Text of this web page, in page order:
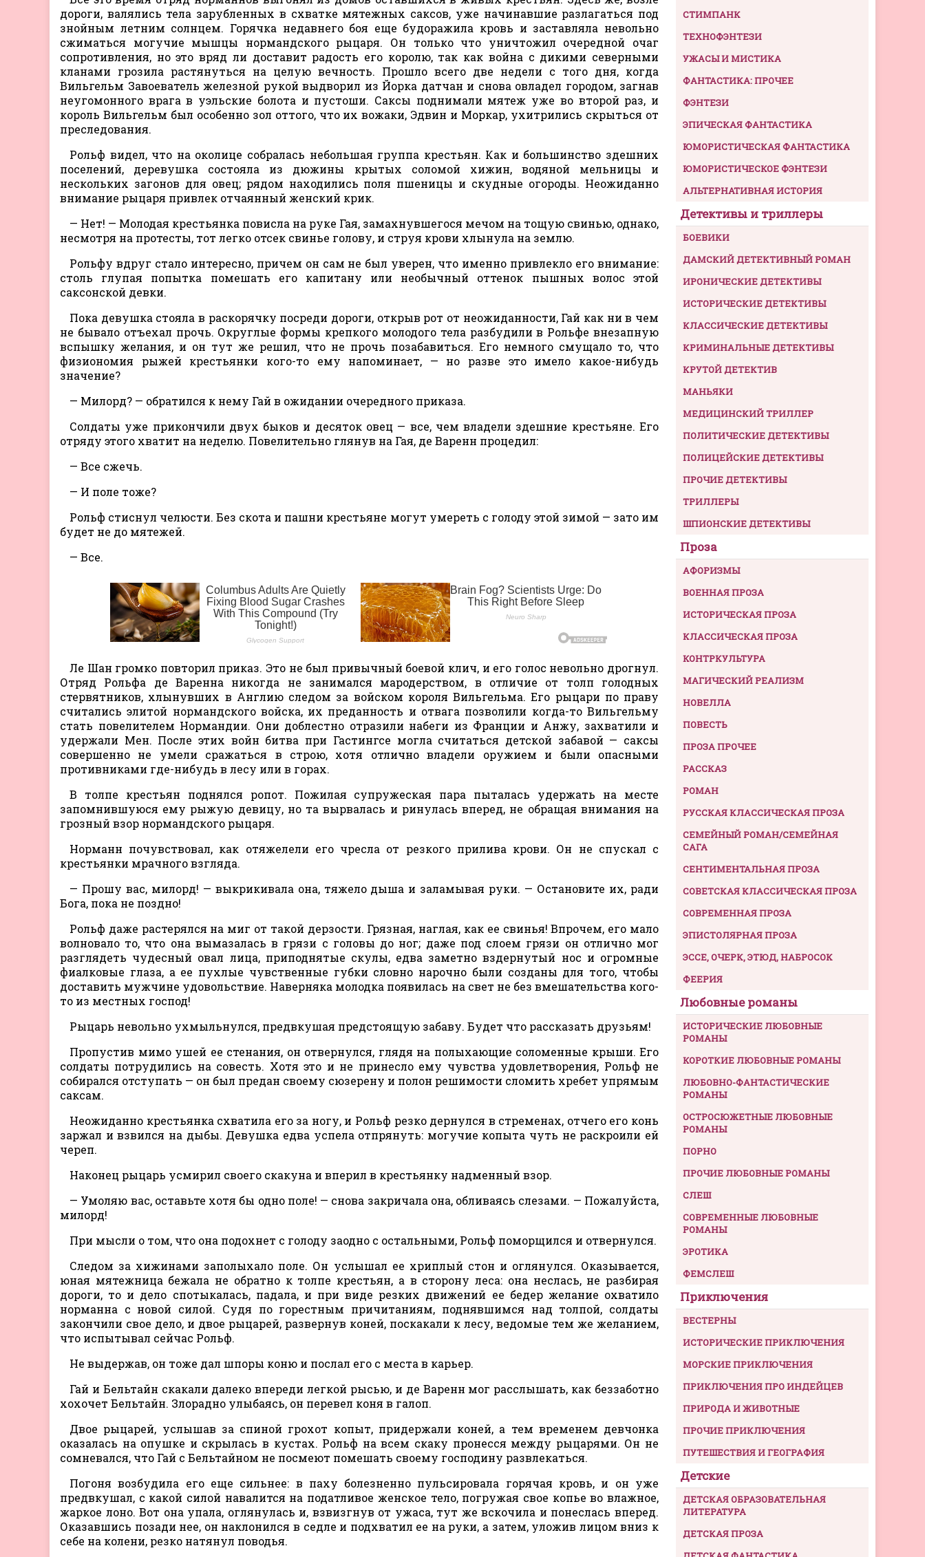
дороги, валялись тела зарубленных в схватке мятежных саксов, уже начинавшие разлагаться под
знойным летним солнцем. Горячка недавнего боя еще будоражила кровь и заставляла невольно
сжиматься могучие мышцы нормандского рыцаря. Он только что уничтожил очередной очаг
сопротивления, но это вряд ли доставит радость его королю, так как война с дикими северными
кланами грозила растянуться на целую вечность. Прошло всего две недели с того дня, когда
Вильгельм Завоеватель железной рукой выдворил из Йорка датчан и снова овладел городом, загнав
неугомонного врага в уэльские болота и пустоши. Саксы поднимали мятеж уже во второй раз, и
король Вильгельм был особенно зол оттого, что их вожаки, Эдвин и Моркар, ухитрились скрыться от
преследования.
Рольф видел, что на околице собралась небольшая группа крестьян. Как и большинство здешних
поселений, деревушка состояла из дюжины крытых соломой хижин, водяной мельницы и
нескольких загонов для овец; рядом находились поля пшеницы и скудные огороды. Неожиданно
внимание рыцаря привлек отчаянный женский крик.
— Нет! — Молодая крестьянка повисла на руке Гая, замахнувшегося мечом на тощую свинью, однако,
несмотря на протесты, тот легко отсек свинье голову, и струя крови хлынула на землю.
Рольфу вдруг стало интересно, причем он сам не был уверен, что именно привлекло его внимание:
столь глупая попытка помешать его капитану или необычный оттенок пышных волос этой
саксонской девки.
Пока девушка стояла в раскорячку посреди дороги, открыв рот от неожиданности, Гай как ни в чем
не бывало отъехал прочь. Округлые формы крепкого молодого тела разбудили в Рольфе внезапную
вспышку желания, и он тут же решил, что не прочь позабавиться. Его немного смущало то, что
физиономия рыжей крестьянки кого-то ему напоминает, — но разве это имело какое-нибудь
значение?
— Милорд? — обратился к нему Гай в ожидании очередного приказа.
Солдаты уже прикончили двух быков и десяток овец — все, чем владели здешние крестьяне. Его
отряду этого хватит на неделю. Повелительно глянув на Гая, де Варенн процедил:
— Все сжечь.
— И поле тоже?
Рольф стиснул челюсти. Без скота и пашни крестьяне могут умереть с голоду этой зимой — зато им
будет не до мятежей.
— Все.
Ле Шан громко повторил приказ. Это не был привычный боевой клич, и его голос невольно дрогнул.
Отряд Рольфа де Варенна никогда не занимался мародерством, в отличие от толп голодных
стервятников, хлынувших в Англию следом за войском короля Вильгельма. Его рыцари по праву
считались элитой нормандского войска, их преданность и отвага позволили когда-то Вильгельму
стать повелителем Нормандии. Они доблестно отразили набеги из Франции и Анжу, захватили и
удержали Мен. После этих войн битва при Гастингсе могла считаться детской забавой — саксы
совершенно не умели сражаться в строю, хотя отлично владели оружием и были опасными
противниками где-нибудь в лесу или в горах.
В толпе крестьян поднялся ропот. Пожилая супружеская пара пыталась удержать на месте
запомнившуюся ему рыжую девицу, но та вырвалась и ринулась вперед, не обращая внимания на
грозный взор нормандского рыцаря.
Норманн почувствовал, как отяжелели его чресла от резкого прилива крови. Он не спускал с
крестьянки мрачного взгляда.
— Прошу вас, милорд! — выкрикивала она, тяжело дыша и заламывая руки. — Остановите их, ради
Бога, пока не поздно!
Рольф даже растерялся на миг от такой дерзости. Грязная, наглая, как ее свинья! Впрочем, его мало
волновало то, что она вымазалась в грязи с головы до ног; даже под слоем грязи он отлично мог
разглядеть чудесный овал лица, приподнятые скулы, едва заметно вздернутый нос и огромные
фиалковые глаза, а ее пухлые чувственные губки словно нарочно были созданы для того, чтобы
доставить мужчине удовольствие. Наверняка молодка появилась на свет не без вмешательства кого-
то из местных господ!
Рыцарь невольно ухмыльнулся, предвкушая предстоящую забаву. Будет что рассказать друзьям!
Пропустив мимо ушей ее стенания, он отвернулся, глядя на полыхающие соломенные крыши. Его
солдаты потрудились на совесть. Хотя это и не принесло ему чувства удовлетворения, Рольф не
собирался отступать — он был предан своему сюзерену и полон решимости сломить хребет упрямым
саксам.
Неожиданно крестьянка схватила его за ногу, и Рольф резко дернулся в стременах, отчего его конь
заржал и взвился на дыбы. Девушка едва успела отпрянуть: могучие копыта чуть не раскроили ей
череп.
Наконец рыцарь усмирил своего скакуна и вперил в крестьянку надменный взор.
— Умоляю вас, оставьте хотя бы одно поле! — снова закричала она, обливаясь слезами. — Пожалуйста,
милорд!
При мысли о том, что она подохнет с голоду заодно с остальными, Рольф поморщился и отвернулся.
Следом за хижинами заполыхало поле. Он услышал ее хриплый стон и оглянулся. Оказывается,
юная мятежница бежала не обратно к толпе крестьян, а в сторону леса: она неслась, не разбирая
дороги, то и дело спотыкалась, падала, и при виде резких движений ее бедер желание охватило
норманна с новой силой. Судя по горестным причитаниям, поднявшимся над толпой, солдаты
закончили свое дело, и двое рыцарей, развернув коней, поскакали к лесу, ведомые тем же желанием,
что испытывал сейчас Рольф.
Не выдержав, он тоже дал шпоры коню и послал его с места в карьер.
Гай и Бельтайн скакали далеко впереди легкой рысью, и де Варенн мог расслышать, как беззаботно
хохочет Бельтайн. Злорадно улыбаясь, он перевел коня в галоп.
Двое рыцарей, услышав за спиной грохот копыт, придержали коней, а тем временем девчонка
оказалась на опушке и скрылась в кустах. Рольф на всем скаку пронесся между рыцарями. Он не
сомневался, что Гай с Бельтайном не посмеют помешать своему господину развлекаться.
Погоня возбудила его еще сильнее: в паху болезненно пульсировала горячая кровь, и он уже
предвкушал, с какой силой навалится на податливое женское тело, погружая свое копье во влажное,
жаркое лоно. Вот она упала, оглянулась и, взвизгнув от ужаса, тут же вскочила и понеслась вперед.
Оказавшись позади нее, он наклонился в седле и подхватил ее на руки, а затем, уложив лицом вниз к
себе на колени, резко натянул поводья.
СТИМПАНК
ТЕХНОФЭНТЕЗИ
УЖАСЫ И МИСТИКА
ФАНТАСТИКА: ПРОЧЕЕ
ФЭНТЕЗИ
ЭПИЧЕСКАЯ ФАНТАСТИКА
ЮМОРИСТИЧЕСКАЯ ФАНТАСТИКА
ЮМОРИСТИЧЕСКОЕ ФЭНТЕЗИ
АЛЬТЕРНАТИВНАЯ ИСТОРИЯ
Детективы и триллеры
БОЕВИКИ
ДАМСКИЙ ДЕТЕКТИВНЫЙ РОМАН
ИРОНИЧЕСКИЕ ДЕТЕКТИВЫ
ИСТОРИЧЕСКИЕ ДЕТЕКТИВЫ
КЛАССИЧЕСКИЕ ДЕТЕКТИВЫ
КРИМИНАЛЬНЫЕ ДЕТЕКТИВЫ
КРУТОЙ ДЕТЕКТИВ
МАНЬЯКИ
МЕДИЦИНСКИЙ ТРИЛЛЕР
ПОЛИТИЧЕСКИЕ ДЕТЕКТИВЫ
ПОЛИЦЕЙСКИЕ ДЕТЕКТИВЫ
ПРОЧИЕ ДЕТЕКТИВЫ
ТРИЛЛЕРЫ
ШПИОНСКИЕ ДЕТЕКТИВЫ
Проза
АФОРИЗМЫ
ВОЕННАЯ ПРОЗА
ИСТОРИЧЕСКАЯ ПРОЗА
КЛАССИЧЕСКАЯ ПРОЗА
КОНТРКУЛЬТУРА
МАГИЧЕСКИЙ РЕАЛИЗМ
НОВЕЛЛА
ПОВЕСТЬ
ПРОЗА ПРОЧЕЕ
РАССКАЗ
РОМАН
РУССКАЯ КЛАССИЧЕСКАЯ ПРОЗА
СЕМЕЙНЫЙ РОМАН/СЕМЕЙНАЯ
САГА
СЕНТИМЕНТАЛЬНАЯ ПРОЗА
СОВЕТСКАЯ КЛАССИЧЕСКАЯ ПРОЗА
СОВРЕМЕННАЯ ПРОЗА
ЭПИСТОЛЯРНАЯ ПРОЗА
ЭССЕ, ОЧЕРК, ЭТЮД, НАБРОСОК
ФЕЕРИЯ
Любовные романы
ИСТОРИЧЕСКИЕ ЛЮБОВНЫЕ
РОМАНЫ
КОРОТКИЕ ЛЮБОВНЫЕ РОМАНЫ
ЛЮБОВНО-ФАНТАСТИЧЕСКИЕ
РОМАНЫ
ОСТРОСЮЖЕТНЫЕ ЛЮБОВНЫЕ
РОМАНЫ
ПОРНО
ПРОЧИЕ ЛЮБОВНЫЕ РОМАНЫ
СЛЕШ
СОВРЕМЕННЫЕ ЛЮБОВНЫЕ
РОМАНЫ
ЭРОТИКА
ФЕМСЛЕШ
Приключения
ВЕСТЕРНЫ
ИСТОРИЧЕСКИЕ ПРИКЛЮЧЕНИЯ
МОРСКИЕ ПРИКЛЮЧЕНИЯ
ПРИКЛЮЧЕНИЯ ПРО ИНДЕЙЦЕВ
ПРИРОДА И ЖИВОТНЫЕ
ПРОЧИЕ ПРИКЛЮЧЕНИЯ
ПУТЕШЕСТВИЯ И ГЕОГРАФИЯ
Детские
ДЕТСКАЯ ОБРАЗОВАТЕЛЬНАЯ
ЛИТЕРАТУРА
ДЕТСКАЯ ПРОЗА